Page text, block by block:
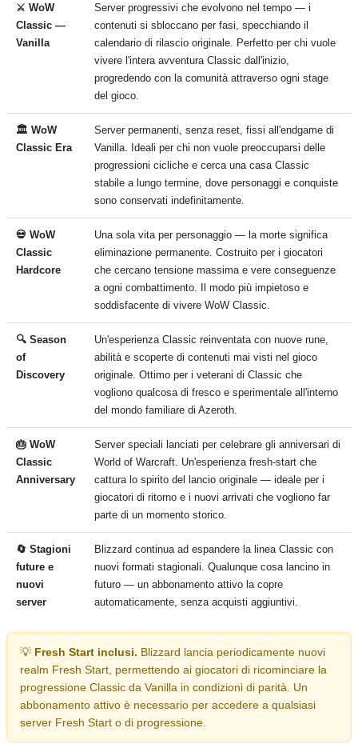
⚔️ WoW
Classic —
Vanilla
Server progressivi che evolvono nel tempo — i
contenuti si sbloccano per fasi, specchiando il
calendario di rilascio originale. Perfetto per chi vuole
vivere l'intera avventura Classic dall'inizio,
progredendo con la comunità attraverso ogni stage
del gioco.
🏛️ WoW
Classic Era
Server permanenti, senza reset, fissi all'endgame di
Vanilla. Ideali per chi non vuole preoccuparsi delle
progressioni cicliche e cerca una casa Classic
stabile a lungo termine, dove personaggi e conquiste
sono conservati indefinitamente.
💀 WoW
Classic
Hardcore
Una sola vita per personaggio — la morte significa
eliminazione permanente. Costruito per i giocatori
che cercano tensione massima e vere conseguenze
a ogni combattimento. Il modo più impietoso e
soddisfacente di vivere WoW Classic.
🔍 Season
of
Discovery
Un'esperienza Classic reinventata con nuove rune,
abilità e scoperte di contenuti mai visti nel gioco
originale. Ottimo per i veterani di Classic che
vogliono qualcosa di fresco e sperimentale all'interno
del mondo familiare di Azeroth.
🎂 WoW
Classic
Anniversary
Server speciali lanciati per celebrare gli anniversari di
World of Warcraft. Un'esperienza fresh-start che
cattura lo spirito del lancio originale — ideale per i
giocatori di ritorno e i nuovi arrivati che vogliono far
parte di un momento storico.
🔄 Stagioni
future e
nuovi
server
Blizzard continua ad espandere la linea Classic con
nuovi formati stagionali. Qualunque cosa lancino in
futuro — un abbonamento attivo la copre
automaticamente, senza acquisti aggiuntivi.
💡 Fresh Start inclusi. Blizzard lancia periodicamente nuovi
realm Fresh Start, permettendo ai giocatori di ricominciare la
progressione Classic da Vanilla in condizioni di parità. Un
abbonamento attivo è necessario per accedere a qualsiasi
server Fresh Start o di progressione.